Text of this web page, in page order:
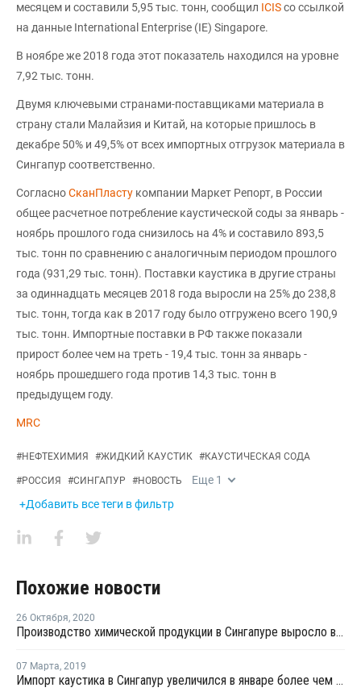
месяцем и составили 5,95 тыс. тонн, сообщил ICISсо ссылкой
на данные International Enterprise (IE) Singapore.
В ноябре же 2018 года этот показатель находился на уровне
7,92 тыс. тонн.
Двумя ключевыми странами-поставщиками материала в
страну стали Малайзия и Китай, на которые пришлось в
декабре 50% и 49,5% от всех импортных отгрузок материала в
Сингапур соответственно.
СогласноСканПласту компании Маркет Репорт, в России
общее расчетное потребление каустической соды за январь -
ноябрь прошлого года снизилось на 4% и составило 893,5
тыс. тонн по сравнению с аналогичным периодом прошлого
года (931,29 тыс. тонн). Поставки каустика в другие страны
за одиннадцать месяцев 2018 года выросли на 25% до 238,8
тыс. тонн, тогда как в 2017 году было отгружено всего 190,9
тыс. тонн. Импортные поставки в РФ также показали
прирост более чем на треть - 19,4 тыс. тонн за январь -
ноябрь прошедшего года против 14,3 тыс. тонн в
предыдущем году.
MRC
#НЕФТЕХИМИЯ #ЖИДКИЙ КАУСТИК #КАУСТИЧЕСКАЯ СОДА
#РОССИЯ #СИНГАПУР #НОВОСТЬ Еще 1
+Добавить все теги в фильтр
Похожие новости
26 Октября, 2020
Производство химической продукции в Сингапуре выросло в сентябре на 0,4%
07 Марта, 2019
Импорт каустика в Сингапур увеличился в январе более чем в 2 раза по отношению к декабрю